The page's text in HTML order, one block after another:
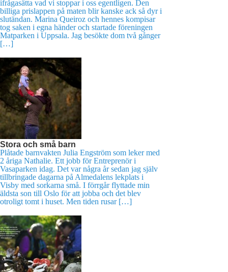
ifrågasätta vad vi stoppar i oss egentligen. Den
billiga prislappen på maten blir kanske ack så dyr i
slutändan. Marina Queiroz och hennes kompisar
tog saken i egna händer och startade föreningen
Matparken i Uppsala. Jag besökte dom två gånger
[…]
Stora och små barn
Plåtade barnvakten Julia Engström som leker med
2 åriga Nathalie. Ett jobb för Entreprenör i
Vasaparken idag. Det var några år sedan jag själv
tillbringade dagarna på Almedalens lekplats i
Visby med sorkarna små. I förrgår flyttade min
äldsta son till Oslo för att jobba och det blev
otroligt tomt i huset. Men tiden rusar […]